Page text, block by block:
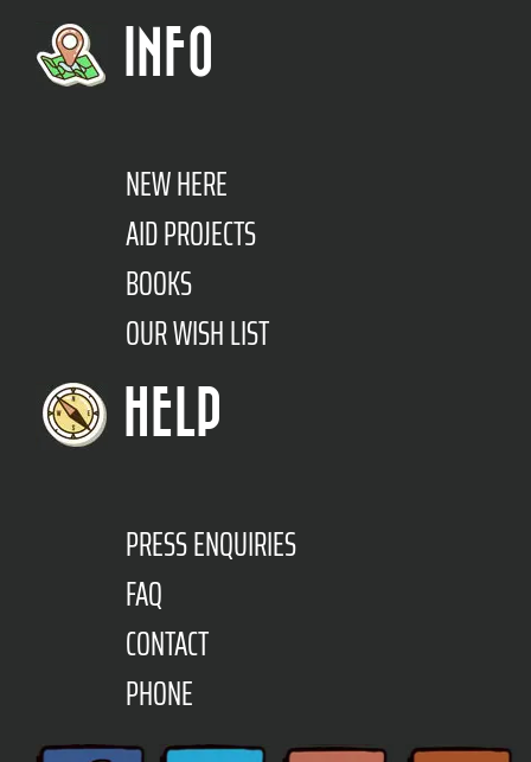
INFO
NEW HERE
AID PROJECTS
BOOKS
OUR WISH LIST
HELP
PRESS ENQUIRIES
FAQ
CONTACT
PHONE